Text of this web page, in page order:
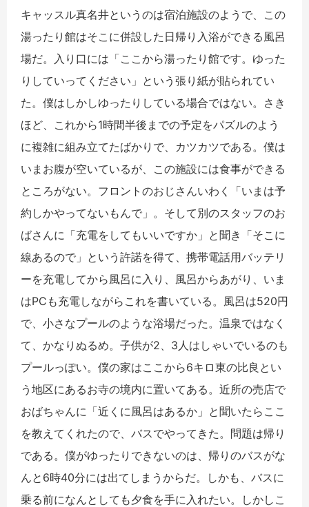
キャッスル真名井というのは宿泊施設のようで、この
湯ったり館はそこに併設した日帰り入浴ができる風呂
場だ。入り口には「ここから湯ったり館です。ゆった
りしていってください」という張り紙が貼られてい
た。僕はしかしゆったりしている場合ではない。さき
ほど、これから1時間半後までの予定をパズルのよう
に複雑に組み立てたばかりで、カツカツである。僕は
いまお腹が空いているが、この施設には食事ができる
ところがない。フロントのおじさんいわく「いまは予
約しかやってないもんで」。そして別のスタッフのお
ばさんに「充電をしてもいいですか」と聞き「そこに
線あるので」という許諾を得て、携帯電話用バッテリ
ーを充電してから風呂に入り、風呂からあがり、いま
はPCも充電しながらこれを書いている。風呂は520円
で、小さなプールのような浴場だった。温泉ではなく
て、かなりぬるめ。子供が2、3人はしゃいでいるのも
プールっぽい。僕の家はここから6キロ東の比良とい
う地区にあるお寺の境内に置いてある。近所の売店で
おばちゃんに「近くに風呂はあるか」と聞いたらここ
を教えてくれたので、バスでやってきた。問題は帰り
である。僕がゆったりできないのは、帰りのバスがな
んと6時40分には出てしまうからだ。しかも、バスに
乗る前になんとしても夕食を手に入れたい。しかしこ